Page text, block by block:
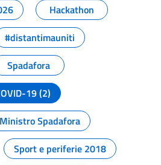
Hackathon
#distantimauniti
Spadafora
19 (2)
Ministro Spadafora
Sport e periferie 2018